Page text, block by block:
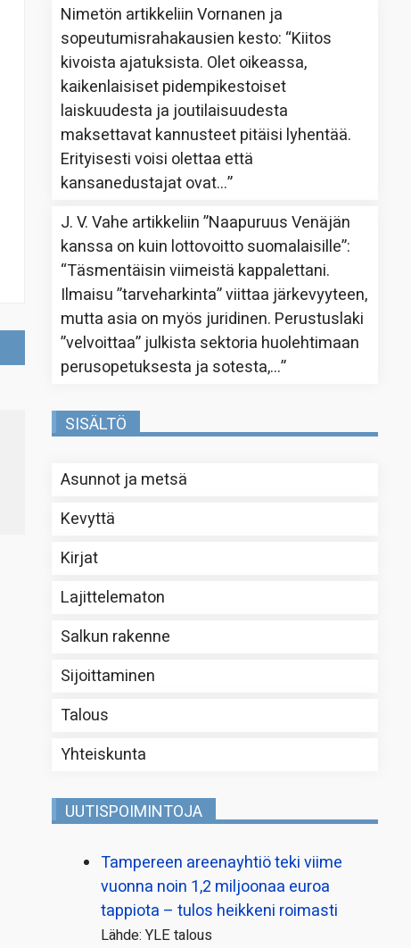
Nimetön artikkeliinVornanen ja
sopeutumisrahakausien kesto: “Kiitos
kivoista ajatuksista. Olet oikeassa,
kaikenlaisiset pidempikestoiset
laiskuudesta ja joutilaisuudesta
maksettavat kannusteet pitäisi lyhentää.
Erityisesti voisi olettaa että
kansanedustajat ovat…”
J. V. Vahe artikkeliin”Naapuruus Venäjän
kanssa on kuin lottovoitto suomalaisille”:
“Täsmentäisin viimeistä kappalettani.
Ilmaisu ”tarveharkinta” viittaa järkevyyteen,
mutta asia on myös juridinen. Perustuslaki
”velvoittaa” julkista sektoria huolehtimaan
perusopetuksesta ja sotesta,…”
SISÄLTÖ
Asunnot ja metsä
Kevyttä
Kirjat
Lajittelematon
Salkun rakenne
Sijoittaminen
Talous
Yhteiskunta
UUTISPOIMINTOJA
Tampereen areenayhtiö teki viime
vuonna noin 1,2 miljoonaa euroa
tappiota – tulos heikkeni roimasti
Lähde: YLE talous